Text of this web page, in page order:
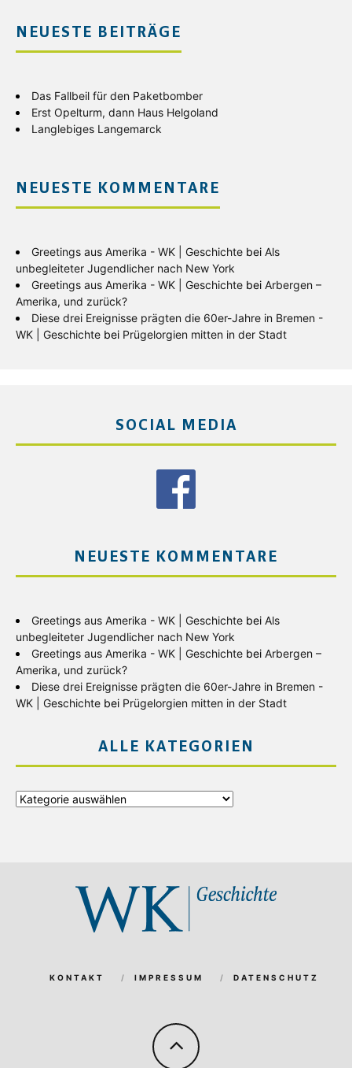
NEUESTE BEITRÄGE
Das Fallbeil für den Paketbomber
Erst Opelturm, dann Haus Helgoland
Langlebiges Langemarck
NEUESTE KOMMENTARE
Greetings aus Amerika - WK | Geschichte bei Als
unbegleiteter Jugendlicher nach New York
Greetings aus Amerika - WK | Geschichte bei Arbergen –
Amerika, und zurück?
Diese drei Ereignisse prägten die 60er-Jahre in Bremen -
WK | Geschichte bei Prügelorgien mitten in der Stadt
SOCIAL MEDIA
NEUESTE KOMMENTARE
Greetings aus Amerika - WK | Geschichte bei Als
unbegleiteter Jugendlicher nach New York
Greetings aus Amerika - WK | Geschichte bei Arbergen –
Amerika, und zurück?
Diese drei Ereignisse prägten die 60er-Jahre in Bremen -
WK | Geschichte bei Prügelorgien mitten in der Stadt
ALLE KATEGORIEN
Alle
KONTAKT IMPRESSUM DATENSCHUTZ